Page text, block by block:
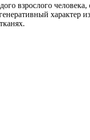
взрослого